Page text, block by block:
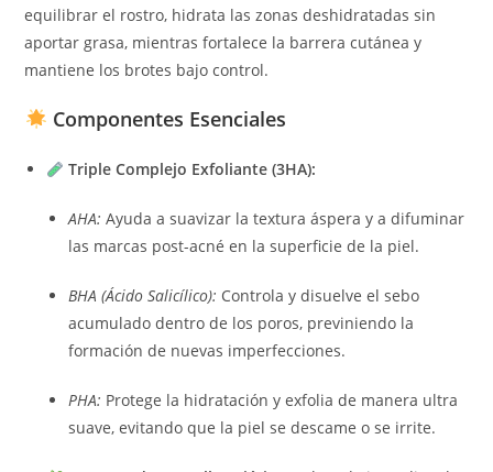
equilibrar el rostro, hidrata las zonas deshidratadas sin
aportar grasa, mientras fortalece la barrera cutánea y
mantiene los brotes bajo control.
Componentes Esenciales
Triple Complejo Exfoliante (3HA):
AHA: Ayuda a suavizar la textura áspera y a difuminar
las marcas post-acné en la superficie de la piel.
BHA (Ácido Salicílico): Controla y disuelve el sebo
acumulado dentro de los poros, previniendo la
formación de nuevas imperfecciones.
PHA: Protege la hidratación y exfolia de manera ultra
suave, evitando que la piel se descame o se irrite.